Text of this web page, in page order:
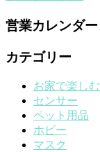
営業カレンダー
カテゴリー
お家で楽しむ
センサー
ペット用品
ホビー
マスク